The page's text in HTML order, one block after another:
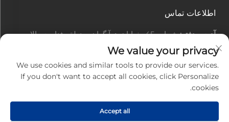
اطلاعات تماس
آدرس دفتر:
شماره 45، خیابان هوآ گوان، منطقه فناوری بالا،
شهر ژوهای، استان گوانگ‌دونگ، چین
ایمیل:
تماس: +86-0756-3616108
حق تالیف © 2025 توسط شرکت برق الکترونیک جیویوان ژوهای
We value your privacy
We use cookies and similar tools to provide our services.
If you don't want to accept all cookies, click Personalize
cookies.
Accept all